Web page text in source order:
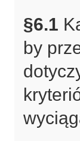
§6.1
by